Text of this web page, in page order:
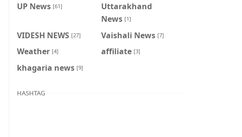
UP News [61]
Uttarakhand
News [1]
VIDESH NEWS [27] Vaishali News [7]
Weather [4] affiliate [3]
khagaria news [9]
HASHTAG